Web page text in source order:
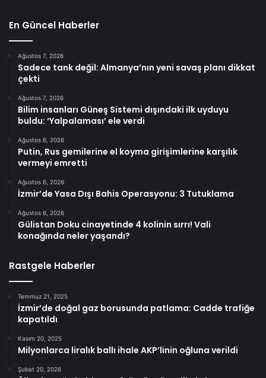
En Güncel Haberler
Ağustos 7, 2026
Sadece tank değil: Almanya’nın yeni savaş planı dikkat
çekti
Ağustos 7, 2026
Bilim insanları Güneş Sistemi dışındaki ilk uyduyu
buldu: ‘Yalpalaması’ ele verdi
Ağustos 6, 2026
Putin, Rus gemilerine el koyma girişimlerine karşılık
vermeyi emretti
Ağustos 6, 2026
İzmir’de Yasa Dışı Bahis Operasyonu: 3 Tutuklama
Ağustos 6, 2026
Gülistan Doku cinayetinde 4 kolinin sırrı! Vali
konağında neler yaşandı?
Rastgele Haberler
Temmuz 21, 2025
İzmir’de doğal gaz borusunda patlama: Cadde trafiğe
kapatıldı
Kasım 20, 2025
Milyonlarca liralık ballı ihale AKP’linin oğluna verildi
Şubat 20, 2026